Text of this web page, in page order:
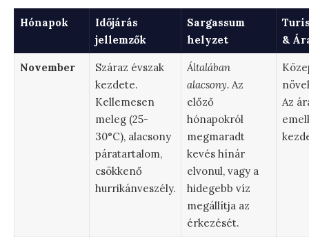
Hónapok
Időjárás
jellemzők
Sargassum
helyzet
&
November
Száraz évszak
kezdete.
Kellemesen
meleg (25-
30°C), alacsony
páratartalom,
csökkenő
hurrikánveszély.
Általában
alacsony.Az
előző
hónapokról
megmaradt
kevés hínár
elvonul, vagy a
hidegebb víz
megállítja az
érkezését.
Az